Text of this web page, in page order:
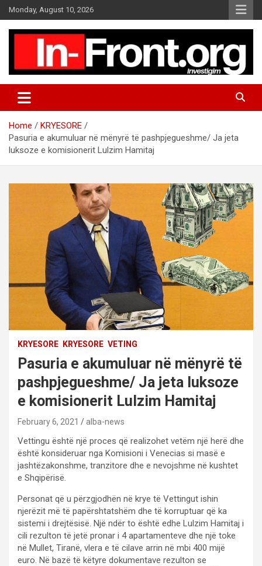
k
Monday, August 10, 2026
Home
KRYESORE
Pasuria e akumuluar në mënyrë të pashpjegueshme/ Ja jeta
luksoze e komisionerit Lulzim Hamitaj
KRYESORE KRYESORE VETING
Pasuria e akumuluar në mënyrë të
pashpjegueshme/ Ja jeta luksoze
e komisionerit Lulzim Hamitaj
February 6, 2021 alba-news
Vettingu është një proces që realizohet vetëm një herë dhe
është konsideruar nga Komisioni i Venecias si masë e
jashtëzakonshme, tranzitore dhe e nevojshme në kushtet
e Shqipërisë.
Personat që u përzgjodhën në krye të Vettingut ishin
njerëzit më të papërshtatshëm dhe të korruptuar që ka
sistemi i drejtësisë. Një ndër to është edhe Lulzim Hamitaj i
cili rezulton të jetë pronar i 4 apartamenteve dhe një toke
në Mullet, Tiranë, vlera e të cilave arrin në mbi 400 mijë
euro. Në bazë të këtyre dokumentave rezulton se